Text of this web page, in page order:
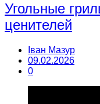
Угольные
ценителей
Іван Мазур
09.02.2026
0